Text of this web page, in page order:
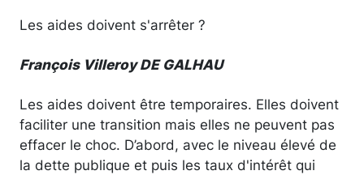
Les aides doivent s'arrêter ?
François Villeroy DE GALHAU
Les aides doivent être temporaires. Elles doivent
faciliter une transition mais elles ne peuvent pas
effacer le choc. D’abord, avec le niveau élevé de
la dette publique et puis les taux d'intérêt qui